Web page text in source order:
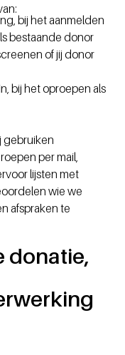
bij het aanmelden
bestaande donor
of jij donor
bij het oproepen als
gebruiken
per mail,
lijsten met
wie we
afspraken te
donatie,